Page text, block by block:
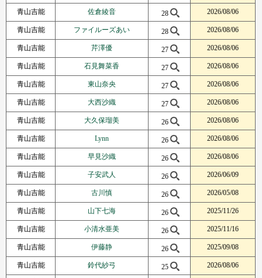
青山吉能 佐倉綾音 28 2026/08/06
青山吉能 ファイルーズあい 28 2026/08/06
青山吉能 芹澤優 27 2026/08/06
青山吉能 石見舞菜香 27 2026/08/06
青山吉能 東山奈央 27 2026/08/06
青山吉能 大西沙織 27 2026/08/06
青山吉能 大久保瑠美 26 2026/08/06
青山吉能 Lynn 26 2026/08/06
青山吉能 早見沙織 26 2026/08/06
青山吉能 子安武人 26 2026/06/09
青山吉能 古川慎 26 2026/05/08
青山吉能 山下七海 26 2025/11/26
青山吉能 小清水亜美 26 2025/11/16
青山吉能 伊藤静 26 2025/09/08
青山吉能 鈴代紗弓 25 2026/08/06